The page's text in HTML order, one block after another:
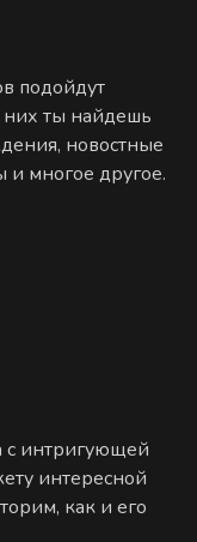
подойдут
ты найдешь
новостные
и многое другое.
с интригующей
интересной
как и его